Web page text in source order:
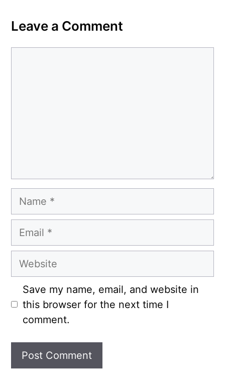
Leave a Comment
Name
Email
Website
Save my name, email, and website in
this browser for the next time I
comment.